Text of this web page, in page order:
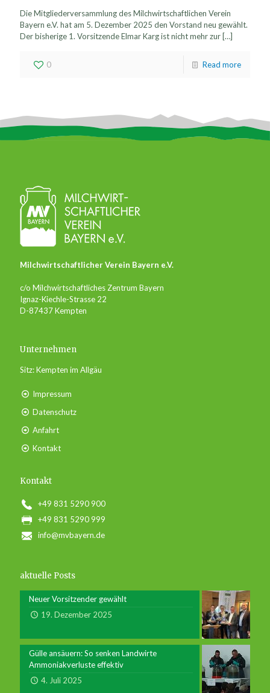
Die Mitgliederversammlung des Milchwirtschaftlichen Verein
Bayern e.V. hat am 5. Dezember 2025 den Vorstand neu gewählt.
Der bisherige 1. Vorsitzende Elmar Karg ist nicht mehr zur […]
0 Read more
Milchwirtschaftlicher Verein Bayern e.V.
c/o Milchwirtschaftliches Zentrum Bayern
Ignaz-Kiechle-Strasse 22
D-87437 Kempten
Unternehmen
Sitz: Kempten im Allgäu
Impressum
Datenschutz
Anfahrt
Kontakt
Kontakt
+49 831 5290 900
+49 831 5290 999
info@mvbayern.de
aktuelle Posts
Neuer Vorsitzender gewählt
19. Dezember 2025
Gülle ansäuern: So senken Landwirte
Ammoniakverluste effektiv
4. Juli 2025